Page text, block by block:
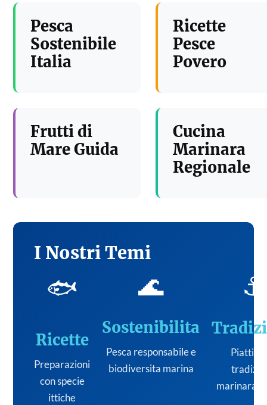
Pesca
Sostenibile
Italia
Ricette
Pesce
Povero
Frutti di
Mare Guida
Cucina
Marinara
Regionale
I Nostri Temi
🐟
Ricette
Preparazioni
con specie
ittiche
🌊
Sostenibilita
Pesca responsabile e
biodiversita marina
⚓
Piatti
marinara